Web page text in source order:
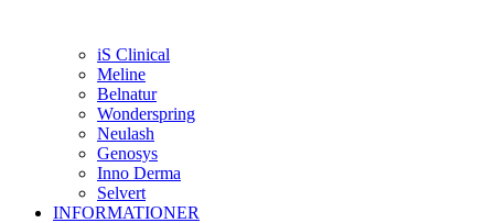
iS Clinical
Meline
Belnatur
Wonderspring
Neulash
Genosys
Inno Derma
Selvert
INFORMATIONER